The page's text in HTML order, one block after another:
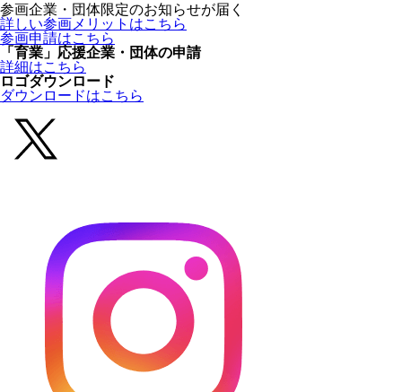
参画企業・団体限定のお知らせが届く
詳しい参画メリットはこちら
参画申請はこちら
「育業」応援企業・団体の申請
詳細はこちら
ロゴダウンロード
ダウンロードはこちら